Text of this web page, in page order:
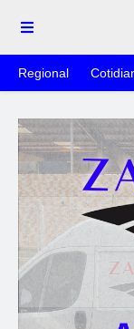
Regional